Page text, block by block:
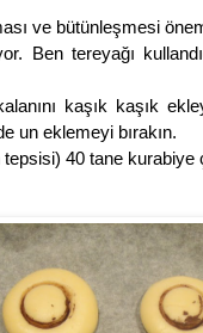
ve bütünleşmesi
Ben tereyağı
kaşık kaşık
un eklemeyi bırakın.
40 tane kurabiye